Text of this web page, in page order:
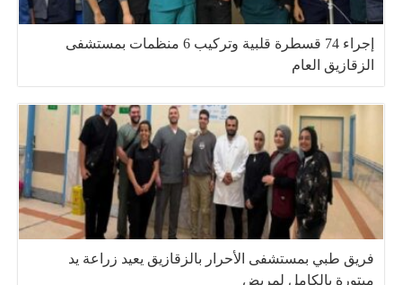
إجراء 74 قسطرة قلبية وتركيب 6 منظمات بمستشفى
الزقازيق العام
فريق طبي بمستشفى الأحرار بالزقازيق يعيد زراعة يد
مبتورة بالكامل لمريض